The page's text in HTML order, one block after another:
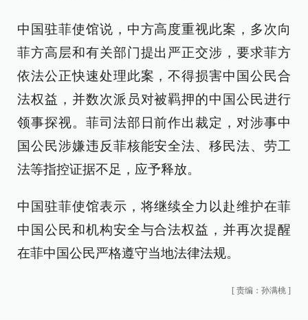
中国驻菲使馆说，中方高度重视此案，多次向
菲方高层和有关部门提出严正交涉，要求菲方
依法公正快速处理此案，不得损害中国公民合
法权益，并数次派员对被羁押的中国公民进行
领事探视。菲司法部日前作出裁定，对涉事中
国公民涉嫌违反菲核能安全法、移民法、劳工
法等指控证据不足，应予释放。
中国驻菲使馆表示，将继续全力以赴维护在菲
中国公民和机构安全与合法权益，并再次提醒
在菲中国公民严格遵守当地法律法规。
[ 责编：孙满桃 ]